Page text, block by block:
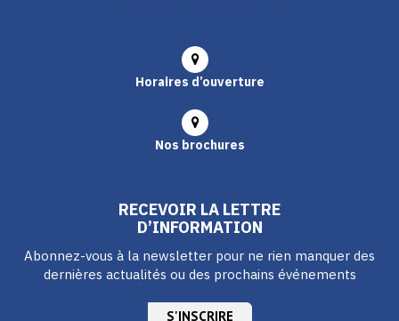
Horaires d’ouverture
Nos brochures
RECEVOIR LA LETTRE
D’INFORMATION
Abonnez-vous à la newsletter pour ne rien manquer des
dernières actualités ou des prochains événements
S'INSCRIRE